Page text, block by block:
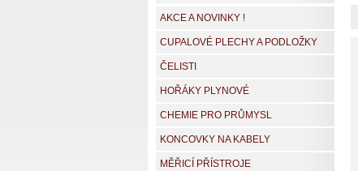
AKCE A NOVINKY !
CUPALOVÉ PLECHY A PODLOŽKY
ČELISTI
HOŘÁKY PLYNOVÉ
CHEMIE PRO PRŮMYSL
KONCOVKY NA KABELY
MĚŘICÍ PŘÍSTROJE